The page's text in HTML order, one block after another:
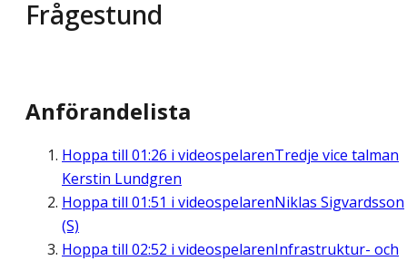
Frågestund
Anförandelista
Hoppa till 01:26 i videospelarenTredje vice talman
Kerstin Lundgren
Hoppa till 01:51 i videospelarenNiklas Sigvardsson
(S)
Hoppa till 02:52 i videospelarenInfrastruktur- och